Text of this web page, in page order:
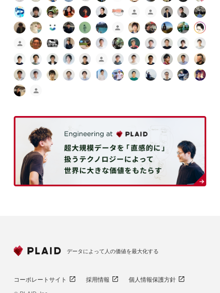
データによって人の価値を最大化する
コーポレートサイト 採用情報
個人情報保護方針